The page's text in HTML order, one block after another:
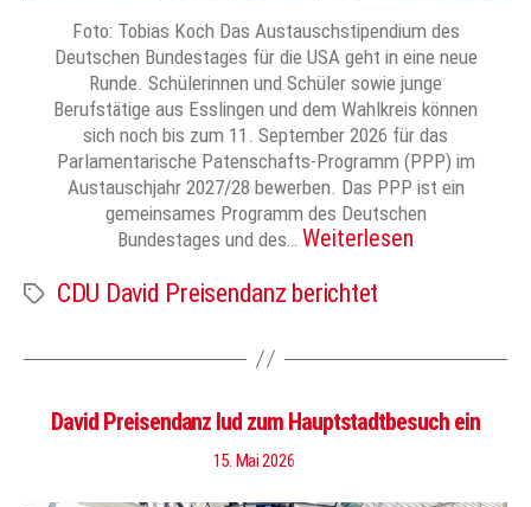
Foto: Tobias Koch Das Austauschstipendium des
Deutschen Bundestages für die USA geht in eine neue
Runde. Schülerinnen und Schüler sowie junge
Berufstätige aus Esslingen und dem Wahlkreis können
sich noch bis zum 11. September 2026 für das
Parlamentarische Patenschafts-Programm (PPP) im
Austauschjahr 2027/28 bewerben. Das PPP ist ein
gemeinsames Programm des Deutschen
Bundestages und des… Weiterlesen
Schlagwörter
CDU David Preisendanz berichtet
David Preisendanz lud zum Hauptstadtbesuch ein
15. Mai 2026